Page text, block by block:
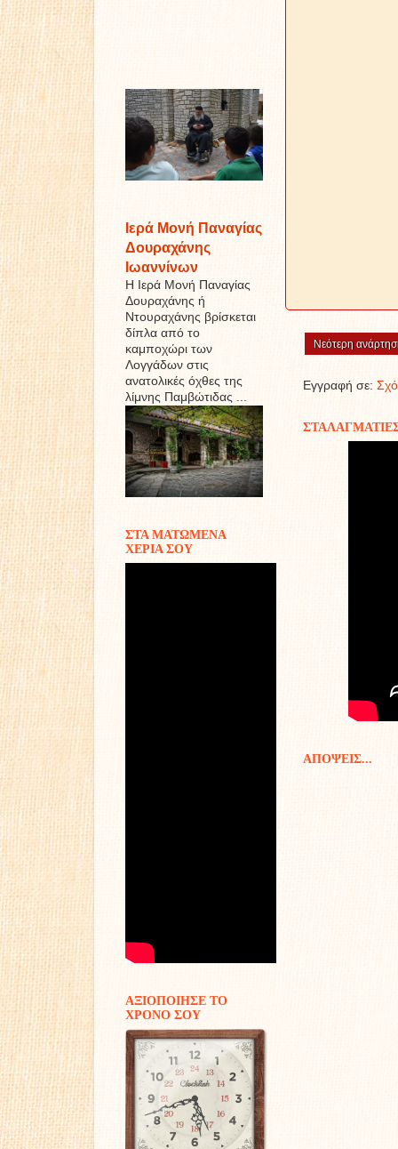
Νεότερη
Εγγραφή σε:
ΑΠΟΨΕΙΣ...
Ιερά Μονή Παναγίας
Δουραχάνης
Ιωαννίνων
Η Ιερά Μονή Παναγίας
Δουραχάνης ή
Ντουραχάνης βρίσκεται
δίπλα από το
καμποχώρι των
Λογγάδων στις
ανατολικές όχθες της
λίμνης Παμβώτιδας ...
ΣΤΑ ΜΑΤΩΜΕΝΑ
ΧΕΡΙΑ ΣΟΥ
ΑΞΙΟΠΟΙΗΣΕ ΤΟ
ΧΡΟΝΟ ΣΟΥ